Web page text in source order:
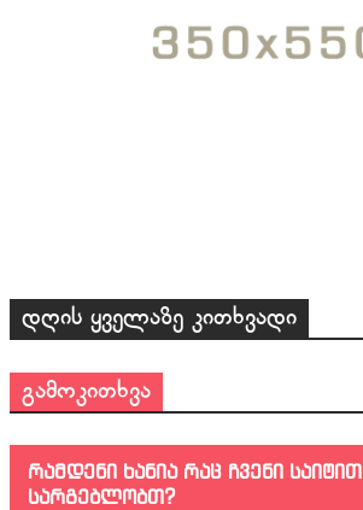
დღის ყველაზე კითხვადი
გამოკითხვა
რამდენი ხანია რაც ჩვენი საიტით
სარგებლობთ?